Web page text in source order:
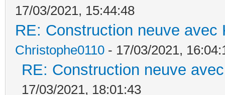
17/03/2021, 15:44:48
RE: Construction neuve avec
Christophe0110 - 17/03/2021,
RE: Construction neuve
17/03/2021, 18:01:43